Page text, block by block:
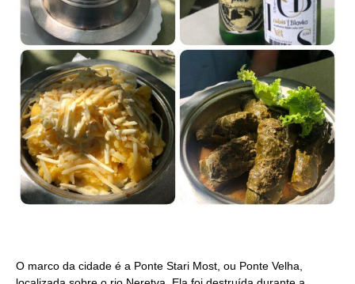
O marco da cidade é a Ponte Stari Most, ou Ponte Velha,